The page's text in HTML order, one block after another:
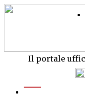
Il portale